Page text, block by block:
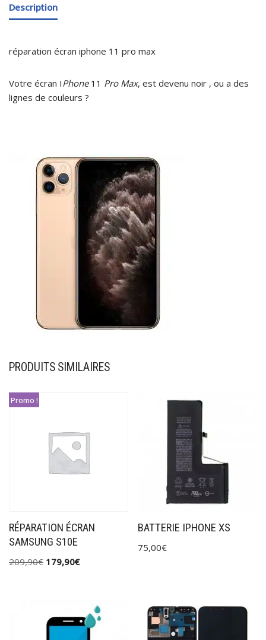
Description
réparation écran iphone 11 pro max
Votre écran IPhone 11 Pro Max, est devenu noir , ou a des
lignes de couleurs ?
PRODUITS SIMILAIRES
Promo !
RÉPARATION ÉCRAN
SAMSUNG S10E
209,90€ 179,90€
BATTERIE IPHONE XS
75,00€